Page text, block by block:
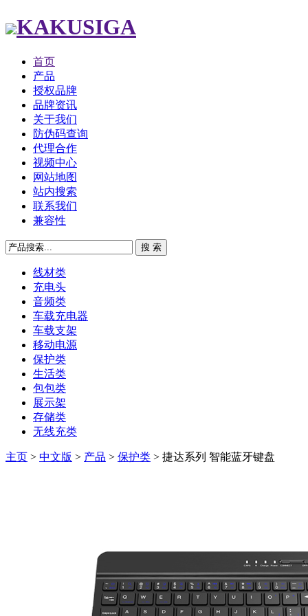
KAKUSIGA
首页
产品
授权品牌
品牌资讯
关于我们
防伪码查询
代理合作
视频中心
网站地图
站内搜索
联系我们
兼容性
线材类
充电头
音频类
车载充电器
车载支架
移动电源
保护类
生活类
包包类
展示架
存储类
无线充类
主页 > 中文版 > 产品 > 保护类 > 捷达系列 智能蓝牙键盘